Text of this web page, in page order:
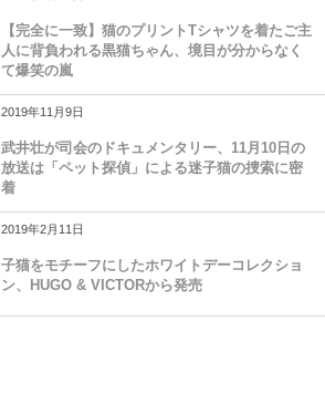
【完全に一致】猫のプリントTシャツを着たご主
人に背負われる黒猫ちゃん、境目が分からなく
て爆笑の嵐
2019年11月9日
武井壮が司会のドキュメンタリー、11月10日の
放送は「ペット探偵」による迷子猫の捜索に密
着
2019年2月11日
子猫をモチーフにしたホワイトデーコレクショ
ン、HUGO & VICTORから発売